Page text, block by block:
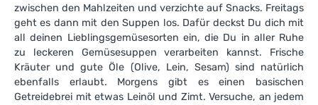
zwischen den Mahlzeiten und verzichte auf Snacks. Freitags
geht es dann mit den Suppen los. Dafür deckst Du dich mit
all deinen Lieblingsgemüsesorten ein, die Du in aller Ruhe
zu leckeren Gemüsesuppen verarbeiten kannst. Frische
Kräuter und gute Öle (Olive, Lein, Sesam) sind natürlich
ebenfalls erlaubt. Morgens gibt es einen basischen
Getreidebrei mit etwas Leinöl und Zimt. Versuche, an jedem